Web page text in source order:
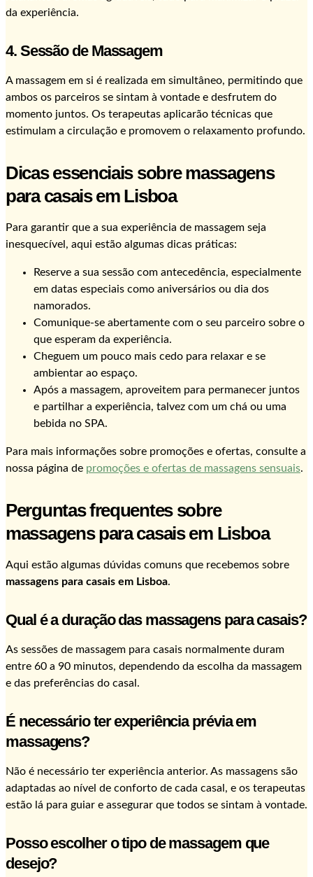
da experiência.
4. Sessão de Massagem
A massagem em si é realizada em simultâneo, permitindo que
ambos os parceiros se sintam à vontade e desfrutem do
momento juntos. Os terapeutas aplicarão técnicas que
estimulam a circulação e promovem o relaxamento profundo.
Dicas essenciais sobre massagens
para casais em Lisboa
Para garantir que a sua experiência de massagem seja
inesquecível, aqui estão algumas dicas práticas:
Reserve a sua sessão com antecedência, especialmente
em datas especiais como aniversários ou dia dos
namorados.
Comunique-se abertamente com o seu parceiro sobre o
que esperam da experiência.
Cheguem um pouco mais cedo para relaxar e se
ambientar ao espaço.
Após a massagem, aproveitem para permanecer juntos
e partilhar a experiência, talvez com um chá ou uma
bebida no SPA.
Para mais informações sobre promoções e ofertas, consulte a
nossa página de promoções e ofertas de massagens sensuais.
Perguntas frequentes sobre
massagens para casais em Lisboa
Aqui estão algumas dúvidas comuns que recebemos sobre
massagens para casais em Lisboa.
Qual é a duração das massagens para casais?
As sessões de massagem para casais normalmente duram
entre 60 a 90 minutos, dependendo da escolha da massagem
e das preferências do casal.
É necessário ter experiência prévia em
massagens?
Não é necessário ter experiência anterior. As massagens são
adaptadas ao nível de conforto de cada casal, e os terapeutas
estão lá para guiar e assegurar que todos se sintam à vontade.
Posso escolher o tipo de massagem que
desejo?